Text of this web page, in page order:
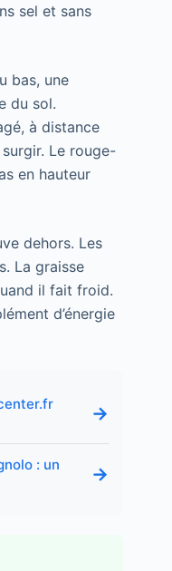
sel et sans
bas, une
du sol.
à distance
Le rouge-
en hauteur
dehors. Les
La graisse
il fait froid.
d’énergie
→
: un
→